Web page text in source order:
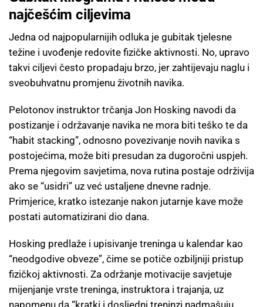
najčešćim ciljevima
Jedna od najpopularnijih odluka je gubitak tjelesne
težine i uvođenje redovite fizičke aktivnosti. No, upravo
takvi ciljevi često propadaju brzo, jer zahtijevaju naglu i
sveobuhvatnu promjenu životnih navika.
Pelotonov instruktor trčanja Jon Hosking navodi da
postizanje i održavanje navika ne mora biti teško te da
“habit stacking”, odnosno povezivanje novih navika s
postojećima, može biti presudan za dugoročni uspjeh.
Prema njegovim savjetima, nova rutina postaje održivija
ako se “usidri” uz već ustaljene dnevne radnje.
Primjerice, kratko istezanje nakon jutarnje kave može
postati automatizirani dio dana.
Hosking predlaže i upisivanje treninga u kalendar kao
“neodgodive obveze”, čime se potiče ozbiljniji pristup
fizičkoj aktivnosti. Za održanje motivacije savjetuje
mijenjanje vrste treninga, instruktora i trajanja, uz